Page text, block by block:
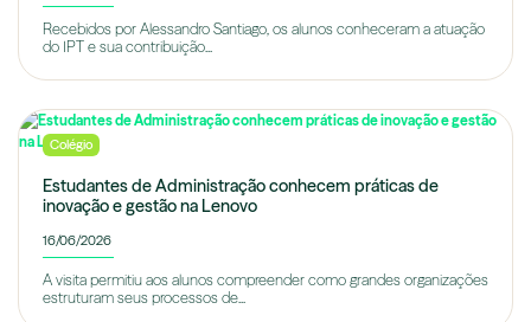
Recebidos por Alessandro Santiago, os alunos conheceram a atuação
do IPT e sua contribuição...
Colégio
Estudantes de Administração conhecem práticas de
inovação e gestão na Lenovo
16/06/2026
A visita permitiu aos alunos compreender como grandes organizações
estruturam seus processos de...